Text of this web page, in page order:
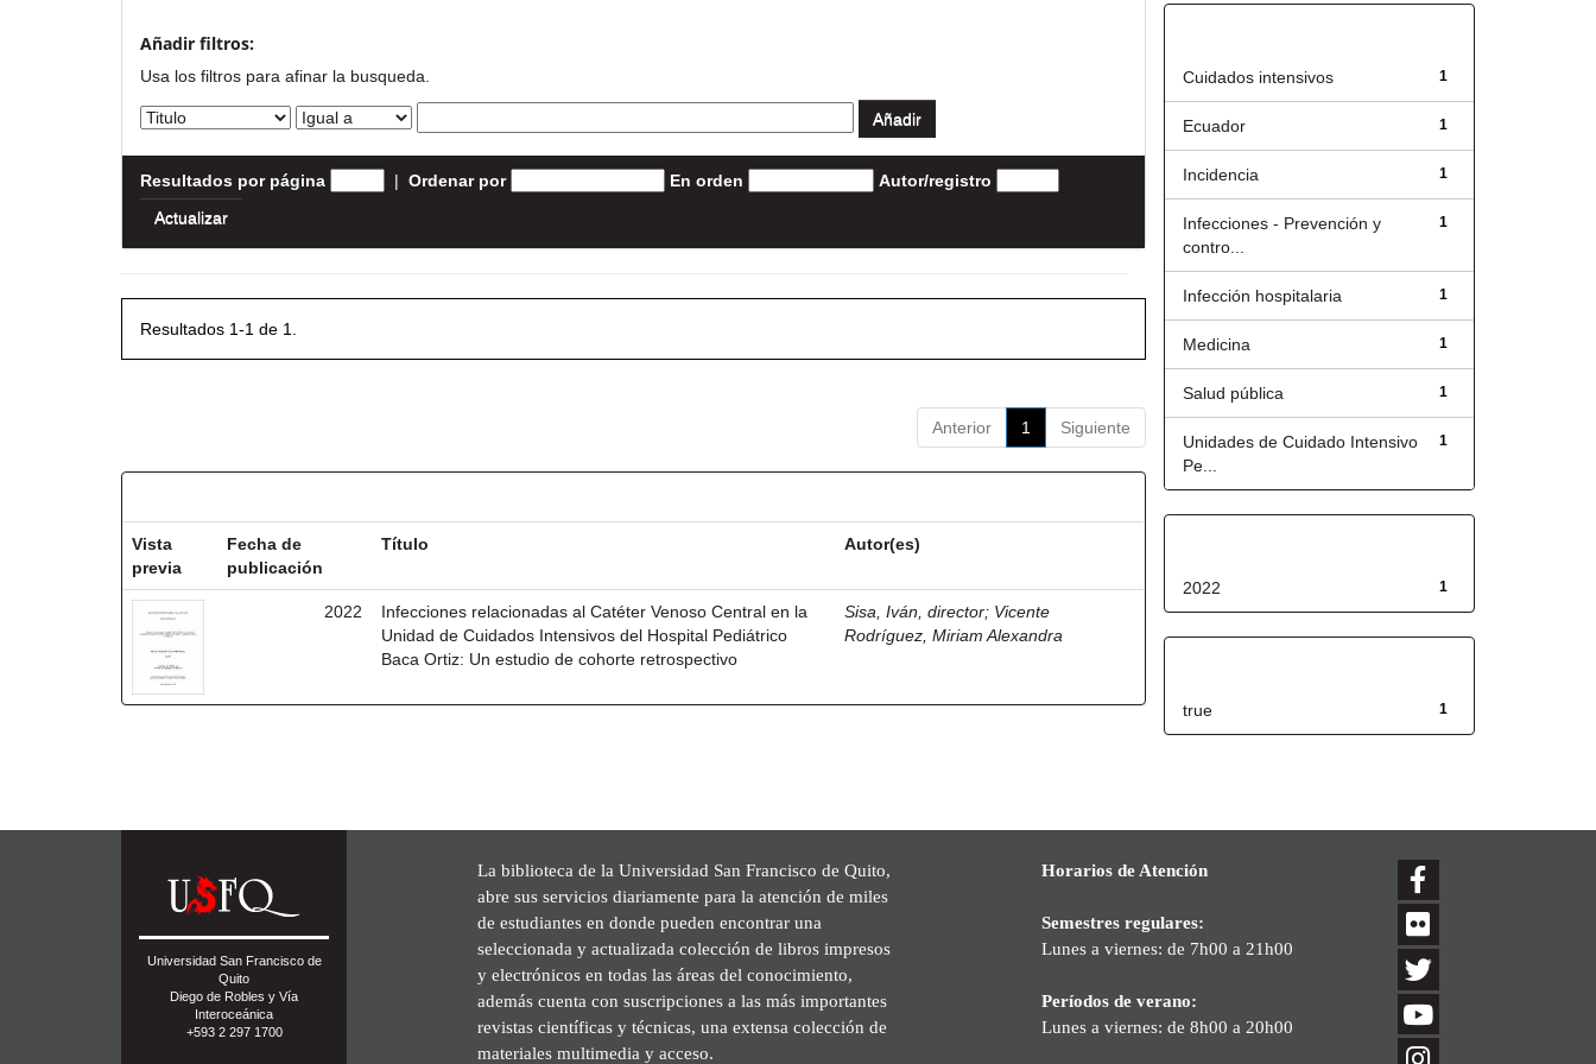
Añadir filtros:
Usa los filtros para afinar la busqueda.
Resultados por página | Ordenar por En orden Autor/registro
Resultados 1-1 de 1.
Anterior 1 Siguiente
Vista
previa
Fecha de
publicación
Título Autor(es)
2022
Infecciones relacionadas al Catéter Venoso Central en la
Unidad de Cuidados Intensivos del Hospital Pediátrico
Baca Ortiz: Un estudio de cohorte retrospectivo
Sisa, Iván, director; Vicente
Rodríguez, Miriam Alexandra
1
Cuidados intensivos
1
Ecuador
1
Incidencia
1
Infecciones - Prevención y
contro...
1
Infección hospitalaria
1
Medicina
1
Salud pública
1
Unidades de Cuidado Intensivo
Pe...
1
2022
1
true
Universidad San Francisco de
Quito
Diego de Robles y Vía
Interoceánica
+593 2 297 1700
La biblioteca de la Universidad San Francisco de Quito,
abre sus servicios diariamente para la atención de miles
de estudiantes en donde pueden encontrar una
seleccionada y actualizada colección de libros impresos
y electrónicos en todas las áreas del conocimiento,
además cuenta con suscripciones a las más importantes
revistas científicas y técnicas, una extensa colección de
materiales multimedia y acceso.
Horarios de Atención
Semestres regulares:
Lunes a viernes: de 7h00 a 21h00
Períodos de verano:
Lunes a viernes: de 8h00 a 20h00